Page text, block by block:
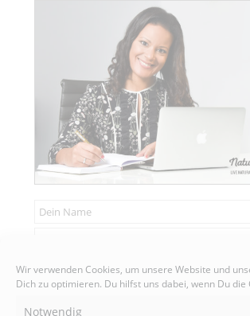
Wir verwenden Cookies, um unsere Website und
Dich zu optimieren. Du hilfst uns dabei, wenn Du die
Notwendig
Senden